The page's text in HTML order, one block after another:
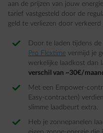
aan de prijzen van jouw
tarief vastgesteld door de
geld te verliezen door
Door te laden tijdens de
Pro Flextime vermijd je
werkelijke laadkost dan
verschil van ~30€/
Met een Empower-
Easy-contracten)
slimme laadbeurt extra.
Heb je zonnepanelen